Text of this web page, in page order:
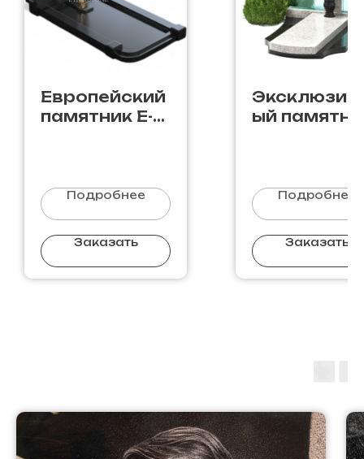
Европейский
памятник E-
Подробнее
Заказать
ый
Подробнее
Заказать